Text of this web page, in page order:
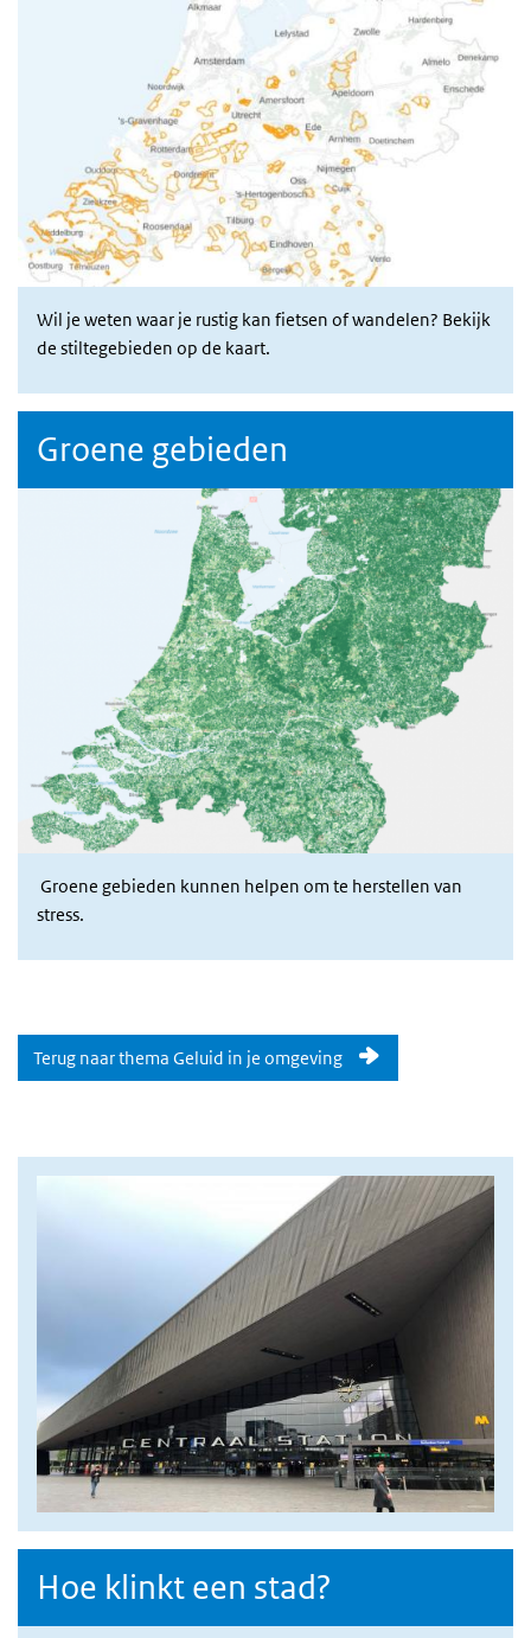
Wil je weten waar je rustig kan fietsen of wandelen? Bekijk
de stiltegebieden op de kaart.
Groene gebieden
Groene gebieden kunnen helpen om te herstellen van
stress.
Terug naar thema Geluid in je omgeving
Hoe klinkt een stad?